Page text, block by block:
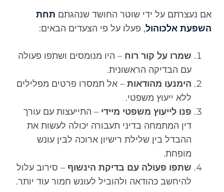
אם נעצרתם על ידי שוטר החושד שנהגתםתחת
השפעת אלכוהול, פעלו על פי הצעדים הבאים:
שמרו על קור רוח– היו מנומסים ושתפו פעולה
עם הבדיקה הראשונית.
הימנעו מהודאות– אל תמסרו פרטים מפלילים
ללא ייעוץ משפטי.
פנו לייעוץ משפטי מיידי– התייעצות עם עורך
דין המתמחה בדיני תעבורה יכולה לעשות את
ההבדל בין שלילת רישיון ארוכה לבין עונש
מופחת.
שתפו פעולה עם בדיקת הינשוף– סירוב עלול
להיחשב כהודאה ולהוביל לעונש חמור עוד יותר.